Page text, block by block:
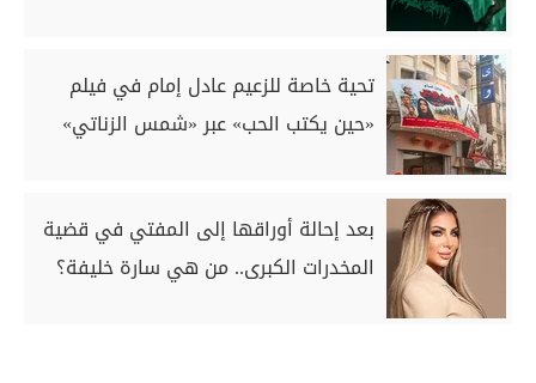
تحية خاصة للزعيم عادل إمام في فيلم
«حين يكتب الحب» عبر «شمس الزناتي»
بعد إحالة أوراقها إلى المفتي في قضية
المخدرات الكبرى.. من هي سارة خليفة؟